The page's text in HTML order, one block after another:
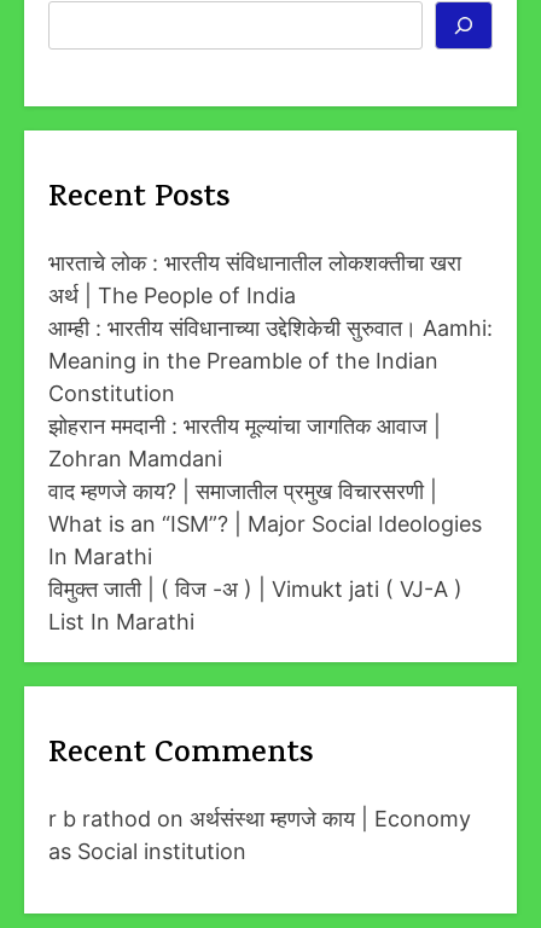
Recent Posts
भारताचे लोक : भारतीय संविधानातील लोकशक्तीचा खरा
अर्थ | The People of India
आम्ही : भारतीय संविधानाच्या उद्देशिकेची सुरुवात। Aamhi:
Meaning in the Preamble of the Indian
Constitution
झोहरान ममदानी : भारतीय मूल्यांचा जागतिक आवाज |
Zohran Mamdani
वाद म्हणजे काय? | समाजातील प्रमुख विचारसरणी |
What is an “ISM”? | Major Social Ideologies
In Marathi
विमुक्त जाती | ( विज -अ ) | Vimukt jati ( VJ-A )
List In Marathi
Recent Comments
r b rathod on अर्थसंस्था म्हणजे काय | Economy
as Social institution